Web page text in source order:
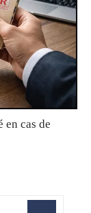
cas de